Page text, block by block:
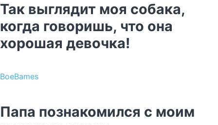
Так выглядит моя собака,
когда говоришь, что она
хорошая девочка!
BoeBames
Папа познакомился с моим